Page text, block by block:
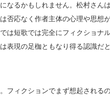
なるかもしれません。松村さん
否応なく作者主体の心理や思想
は短歌では完全にフィクショナ
表現の足枷ともなり得る認識だと
フィクションでまず想起される